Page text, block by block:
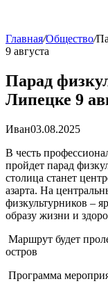
Главная/Общество/
9 августа
Парад
Липецке 9
Иван03.08.2025
В честь
пройдет парад
столица станет
азарта. На
физкультурников –
образу жизни и
Маршрут будет
остров
Программа